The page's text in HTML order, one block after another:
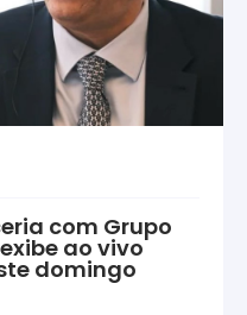
com Grupo
ao vivo
domingo